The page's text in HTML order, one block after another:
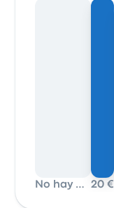
No hay datos 20 €